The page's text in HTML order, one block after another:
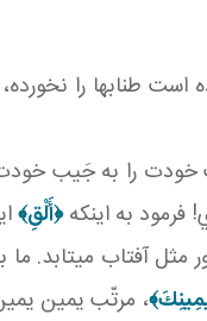
است طناب­ها را
خودت را به جَيب
فرمود به اينکه﴿أَلْقِ﴾
آفتاب مي تابد.
، مرتّب يمين